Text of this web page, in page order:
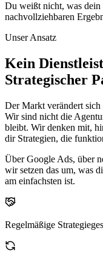
Du weißt nicht, was
nachvollziehbaren
Unser Ansatz
Kein
Strategischer
Der Markt verändert sich
Wir sind nicht die
bleibt. Wir denken mit,
dir Strategien, die
Über Google Ads, über
wir setzen das um, was
am einfachsten ist.
Regelmäßige